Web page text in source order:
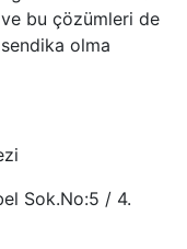
bu çözümleri de
olma
Sok.No:5 / 4.